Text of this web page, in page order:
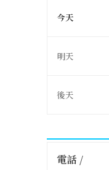
今天
明天
後天
電話 /